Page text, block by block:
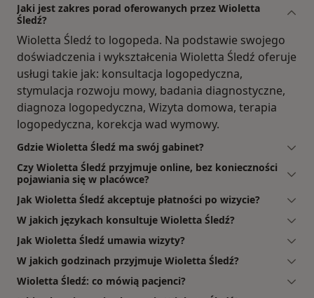
Jaki jest zakres porad oferowanych przez Wioletta
Śledź?
Wioletta Śledź to logopeda. Na podstawie swojego
doświadczenia i wykształcenia Wioletta Śledź oferuje
usługi takie jak: konsultacja logopedyczna,
stymulacja rozwoju mowy, badania diagnostyczne,
diagnoza logopedyczna, Wizyta domowa, terapia
logopedyczna, korekcja wad wymowy.
Gdzie Wioletta Śledź ma swój gabinet?
Czy Wioletta Śledź przyjmuje online, bez konieczności
pojawiania się w placówce?
Jak Wioletta Śledź akceptuje płatności po wizycie?
W jakich językach konsultuje Wioletta Śledź?
Jak Wioletta Śledź umawia wizyty?
W jakich godzinach przyjmuje Wioletta Śledź?
Wioletta Śledź: co mówią pacjenci?